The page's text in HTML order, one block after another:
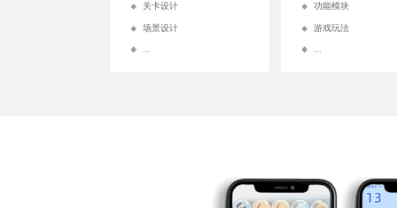
关卡设计
场景设计
...
功能模块
游戏玩法
...